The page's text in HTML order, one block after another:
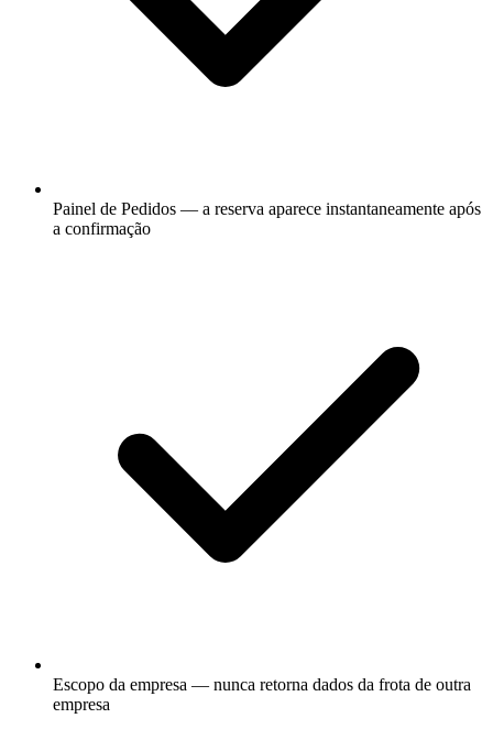
Painel de Pedidos — a reserva aparece instantaneamente após
a confirmação
Escopo da empresa — nunca retorna dados da frota de outra
empresa